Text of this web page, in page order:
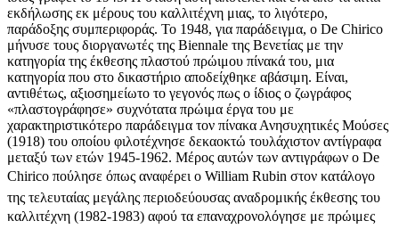
εκδήλωσης εκ μέρους του καλλιτέχνη μιας, το λιγότερο,
παράδοξης συμπεριφοράς. Το 1948, για παράδειγμα, ο De Chirico
μήνυσε τους διοργανωτές της Βiennale της Βενετίας με την
κατηγορία της έκθεσης πλαστού πρώιμου πίνακά του, μια
κατηγορία που στο δικαστήριο αποδείχθηκε αβάσιμη. Είναι,
αντιθέτως, αξιοσημείωτο το γεγονός πως ο ίδιος ο ζωγράφος
«πλαστογράφησε» συχνότατα πρώιμα έργα του με
χαρακτηριστικότερο παράδειγμα τον πίνακα Ανησυχητικές Μούσες
(1918) του οποίου φιλοτέχνησε δεκαοκτώ τουλάχιστον αντίγραφα
μεταξύ των ετών 1945-1962. Μέρος αυτών των αντιγράφων ο De
Chirico πούλησε όπως αναφέρει ο William Rubin στον κατάλογο
της τελευταίας μεγάλης περιοδεύουσας αναδρομικής έκθεσης του
καλλιτέχνη (1982-1983) αφού τα επαναχρονολόγησε με πρώιμες